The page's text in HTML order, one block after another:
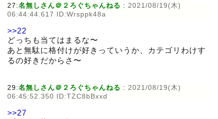
27:名無しさん＠２ろぐちゃんねる : 2021/08/19(木)
06:44:44.617 ID:Wrsppk48a
>>22
どっちも当てはまるな〜
あと無駄に格付けが好きっていうか、カテゴリわけす
るの好きだからさ〜
29:名無しさん＠２ろぐちゃんねる : 2021/08/19(木)
06:45:52.350 ID:TZC8bBxxd
>>27